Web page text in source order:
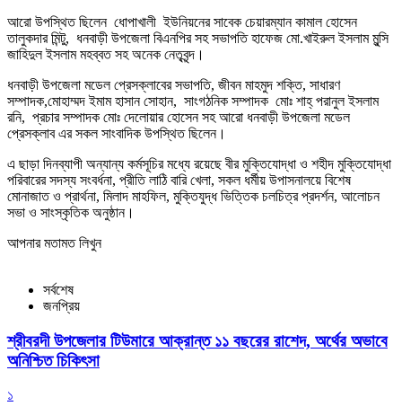
আরো উপস্থিত ছিলেন ধোপাখালী ইউনিয়নের সাবেক চেয়ারম্যান কামাল হোসেন
তালুকদার মিন্টু, ধনবাড়ী উপজেলা বিএনপির সহ সভাপতি হাফেজ মো.খাইরুল ইসলাম মুন্সি
জাহিদুল ইসলাম মহব্বত সহ অনেক নেতৃবৃন্দ।
ধনবাড়ী উপজেলা মডেল প্রেসক্লাবের সভাপতি, জীবন মাহমুদ শক্তি, সাধারণ
সম্পাদক,মোহাম্মদ ইমাম হাসান সোহান, সাংগঠনিক সম্পাদক মোঃ শাহ্ পরানুল ইসলাম
রনি, প্রচার সম্পাদক মোঃ দেলোয়ার হোসেন সহ আরো ধনবাড়ী উপজেলা মডেল
প্রেসক্লাব এর সকল সাংবাদিক উপস্থিত ছিলেন।
এ ছাড়া দিনব্যাপী অন্যান্য কর্মসূচির মধ্যে রয়েছে বীর মুক্তিযোদ্ধা ও শহীদ মুক্তিযোদ্ধা
পরিবারের সদস্য সংবর্ধনা, প্রীতি লাঠি বারি খেলা, সকল ধর্মীয় উপাসনালয়ে বিশেষ
মোনাজাত ও প্রার্থনা, মিলাদ মাহফিল, মুক্তিযুদ্ধ ভিত্তিক চলচিত্র প্রদর্শন, আলোচন
সভা ও সাংস্কৃতিক অনুষ্ঠান।
আপনার মতামত লিখুন
সর্বশেষ
জনপ্রিয়
শ্রীবরদী উপজেলার টিউমারে আক্রান্ত ১১ বছরের রাশেদ, অর্থের অভাবে
অনিশ্চিত চিকিৎসা
১